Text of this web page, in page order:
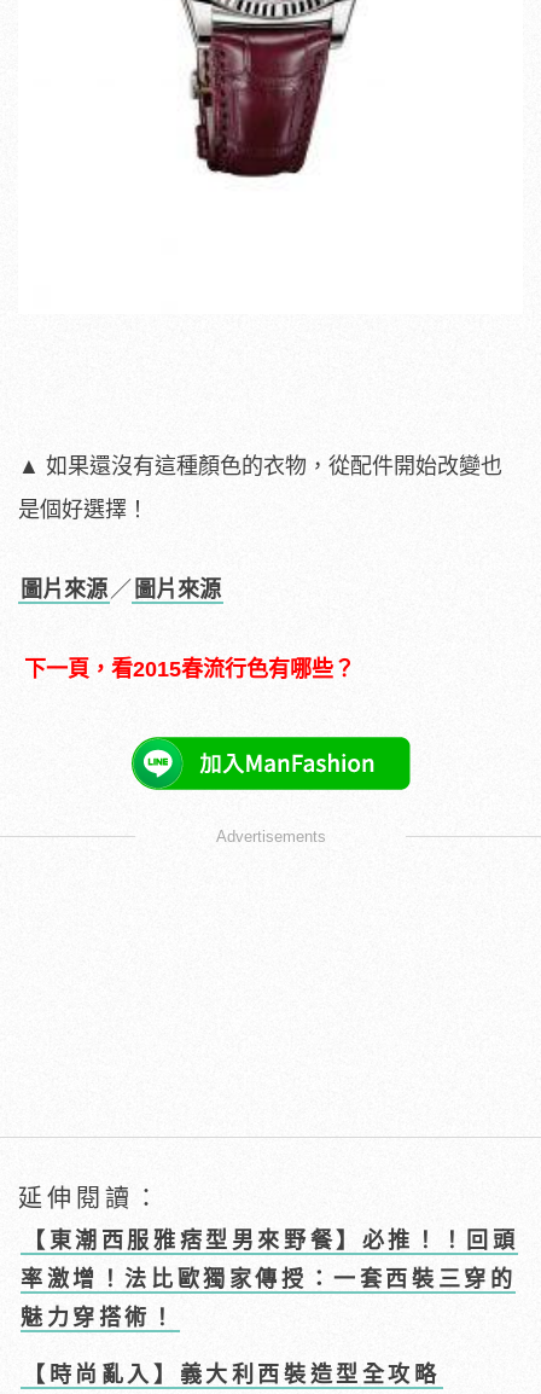
▲ 如果還沒有這種顏色的衣物，從配件開始改變也
是個好選擇！
圖片來源 ／ 圖片來源
下一頁，看2015春流行色有哪些？
Advertisements
延伸閱讀：
【東潮西服雅痞型男來野餐】必推！！回頭
率激增！法比歐獨家傳授：一套西裝三穿的
魅力穿搭術！
【時尚亂入】義大利西裝造型全攻略